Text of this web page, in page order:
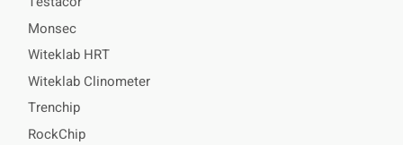
Monsec
Witeklab HRT
Witeklab Clinometer
Trenchip
RockChip